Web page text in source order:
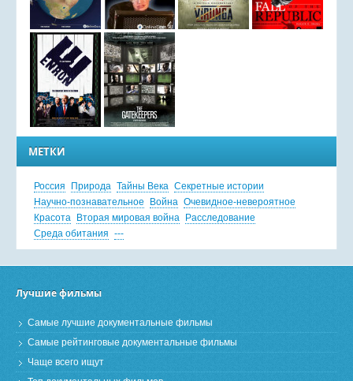
МЕТКИ
Россия Природа Тайны Века Секретные истории
Научно-познавательное
Война Очевидное-невероятное
Красота
Вторая мировая война
Расследование
Среда обитания ---
Лучшие фильмы
Самые лучшие документальные фильмы
Самые рейтинговые документальные фильмы
Чаще всего ищут